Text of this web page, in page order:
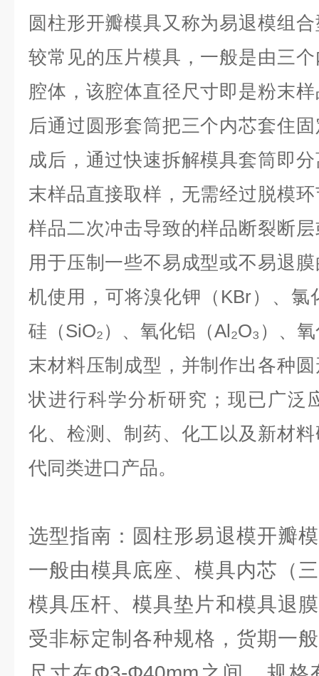
圆柱形开瓣模具又称为易退模组
较常见的压片模具，一般是由三
腔体，该腔体直径尺寸即是粉末
后通过圆形套筒把三个内芯套住
成后，通过快速拆解模具套筒即
末样品直接取样，无需经过脱模
样品二次冲击导致的样品断裂断
用于压制一些不易成型或不易退
机使用，可将溴化钾（KBr）、氯
硅（SiO₂）、氧化铝（Al₂O₃）、
末材料压制成型，并制作出各种
状进行科学分析研究；现已广泛
化、检测、制药、化工以及新材
代同类进口产品。
选型指南：圆柱形易退模开瓣
一般由模具底座、模具内芯（
模具压杆、模具垫片和模具退
受非标定制各种规格，货期一